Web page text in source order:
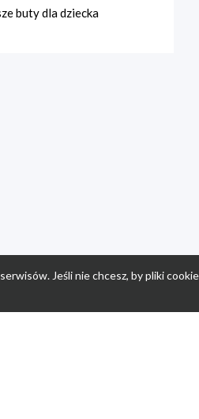
buty dla dziecka
Jeśli nie chcesz, by pliki